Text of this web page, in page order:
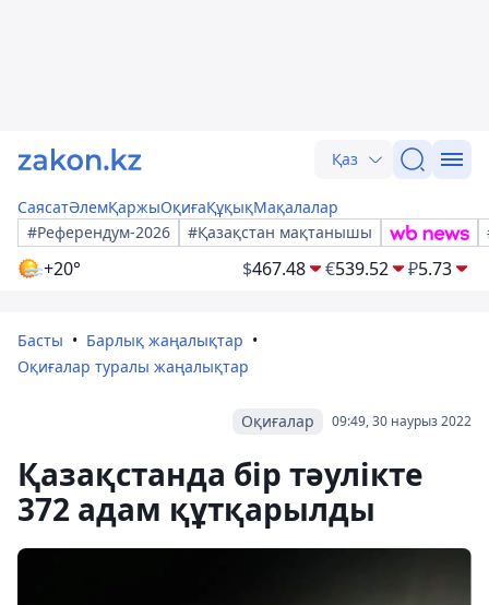
Қаз
СаясатӘлемҚаржыОқиғаҚұқықМақалалар
#Референдум-2026
#Қазақстан мақтанышы
+20° $467.48 €539.52 ₽5.73
Басты
Барлық жаңалықтар
Оқиғалар туралы жаңалықтар
09:49, 30 наурыз 2022
Оқиғалар
Қазақстанда бір тәулікте
372 адам құтқарылды